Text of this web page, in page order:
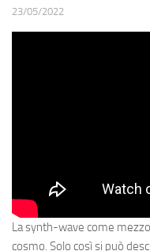
23/05/2022
La synth-wave come
cosmo. Solo così si può